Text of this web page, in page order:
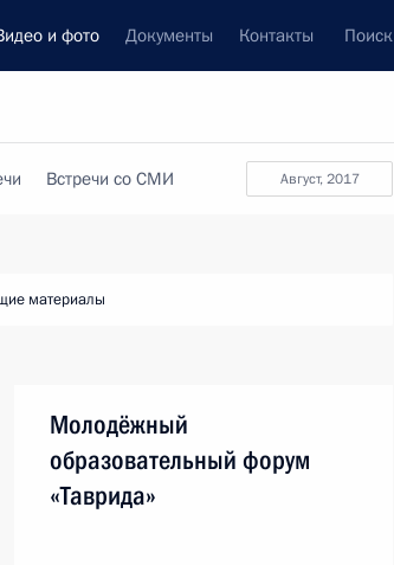
и фото Документы Контакты Поиск
август, 2017
Встречи со СМИ
материалы
Молодёжный
образовательный форум
«Таврида»